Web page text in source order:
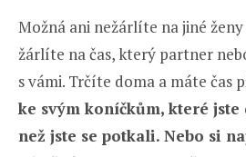
Možná ani nežárlíte na jiné
žárlíte na čas, který partner
s vámi. Trčíte doma a máte čas
ke svým koníčkům, které
než jste se potkali. Nebo si